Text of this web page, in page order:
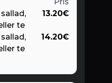
te
13.20€
te
14.20€